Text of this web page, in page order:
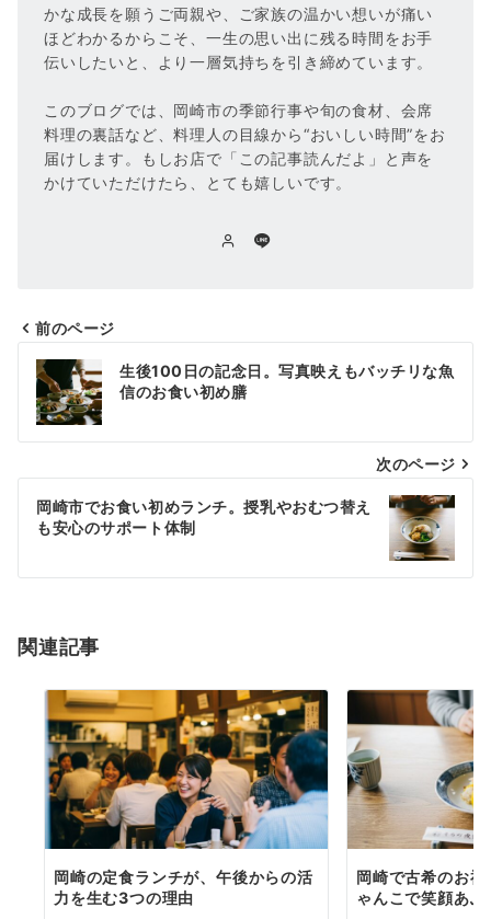
かな成長を願うご両親や、ご家族の温かい想いが痛い
ほどわかるからこそ、一生の思い出に残る時間をお手
伝いしたいと、より一層気持ちを引き締めています。
このブログでは、岡崎市の季節行事や旬の食材、会席
料理の裏話など、料理人の目線から“おいしい時間”をお
届けします。もしお店で「この記事読んだよ」と声を
かけていただけたら、とても嬉しいです。
投
稿
ナ
ビ
ゲ
シ
ン
前のページ
生後100日の記念日。写真映えもバッチリな魚
信のお食い初め膳
次のページ
岡崎市でお食い初めランチ。授乳やおむつ替え
も安心のサポート体制
関連記事
岡崎の定食ランチが、午後からの活
力を生む3つの理由
岡崎で古希のお
ゃんこで笑顔あ